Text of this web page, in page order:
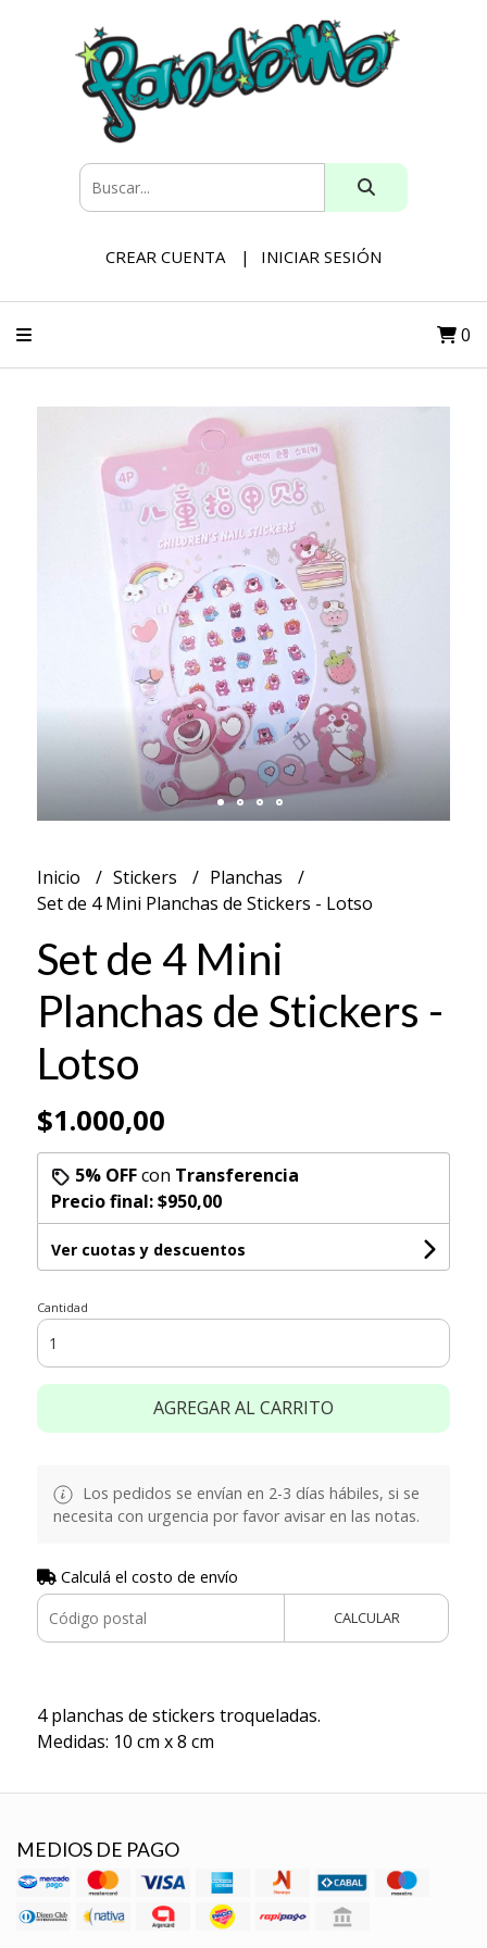
CREAR CUENTA INICIAR SESIÓN
0
Inicio Stickers
Planchas
Set de 4 Mini Planchas de Stickers - Lotso
Set de 4 Mini
Planchas de Stickers -
Lotso
$1.000,00
5% OFFcon Transferencia
Precio final:$950,00
Ver cuotas y descuentos
Cantidad
AGREGAR AL CARRITO
Los pedidos se envían en 2-3 días hábiles, si se
necesita con urgencia por favor avisar en las notas.
Calculá el costo de envío
CALCULAR
4 planchas de stickers troqueladas.
Medidas: 10 cm x 8 cm
MEDIOS DE PAGO